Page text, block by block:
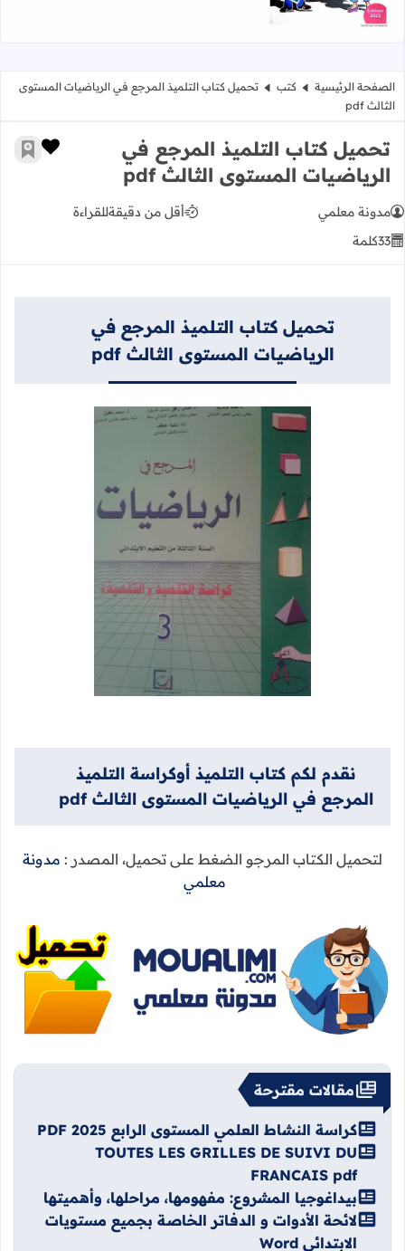
الصفحة الرئيسية كتب
تحميل كتاب التلميذ المرجع في الرياضيات المستوى
الثالث pdf
تحميل كتاب التلميذ المرجع في
الرياضيات المستوى الثالث pdf
زر
أضف
مدونة معلمي أقل من دقيقةللقراءة
33كلمة
تحميل كتاب التلميذ المرجع في
الرياضيات المستوى الثالث pdf
نقدم لكم كتاب التلميذ أوكراسة التلميذ
المرجع في الرياضيات المستوى الثالث pdf
لتحميل الكتاب المرجو الضغط على تحميل، المصدر : مدونة
معلمي
مقالات مقترحة
كراسة النشاط العلمي المستوى الرابع 2025 PDF
TOUTES LES GRILLES DE SUIVI DU
FRANCAIS pdf
بيداغوجيا المشروع: مفهومها، مراحلها، وأهميتها
لائحة الأدوات و الدفاتر الخاصة بجميع مستويات
الابتدائي Word